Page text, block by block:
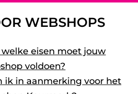
WEBSHOPS
welke eisen moet jouw
voldoen?
ik in aanmerking voor het